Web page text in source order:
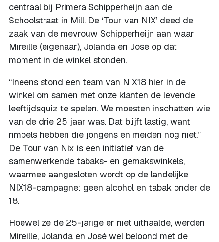
centraal bij Primera Schipperheijn aan de
Schoolstraat in Mill. De ‘Tour van NIX’ deed de
zaak van de mevrouw Schipperheijn aan waar
Mireille (eigenaar), Jolanda en José op dat
moment in de winkel stonden.
“Ineens stond een team van NIX18 hier in de
winkel om samen met onze klanten de levende
leeftijdsquiz te spelen. We moesten inschatten wie
van de drie 25 jaar was. Dat blijft lastig, want
rimpels hebben die jongens en meiden nog niet.”
De Tour van Nix is een initiatief van de
samenwerkende tabaks- en gemakswinkels,
waarmee aangesloten wordt op de landelijke
NIX18-campagne: geen alcohol en tabak onder de
18.
Hoewel ze de 25-jarige er niet uithaalde, werden
Mireille, Jolanda en José wel beloond met de